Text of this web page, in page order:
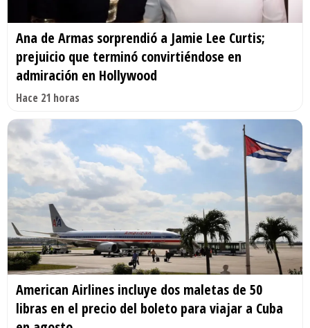
Ana de Armas sorprendió a Jamie Lee Curtis;
prejuicio que terminó convirtiéndose en
admiración en Hollywood
Hace 21 horas
American Airlines incluye dos maletas de 50
libras en el precio del boleto para viajar a Cuba